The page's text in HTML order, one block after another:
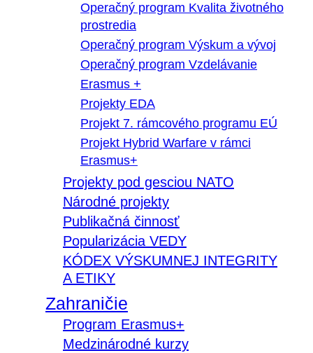
Operačný program Kvalita životného
prostredia
Operačný program Výskum a vývoj
Operačný program Vzdelávanie
Erasmus +
Projekty EDA
Projekt 7. rámcového programu EÚ
Projekt Hybrid Warfare v rámci
Erasmus+
Projekty pod gesciou NATO
Národné projekty
Publikačná činnosť
Popularizácia VEDY
KÓDEX VÝSKUMNEJ INTEGRITY
A ETIKY
Zahraničie
Program Erasmus+
Medzinárodné kurzy